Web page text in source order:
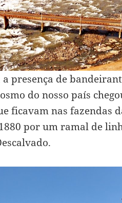
presença de
do nosso país
ficavam nas fazendas
por um ramal de